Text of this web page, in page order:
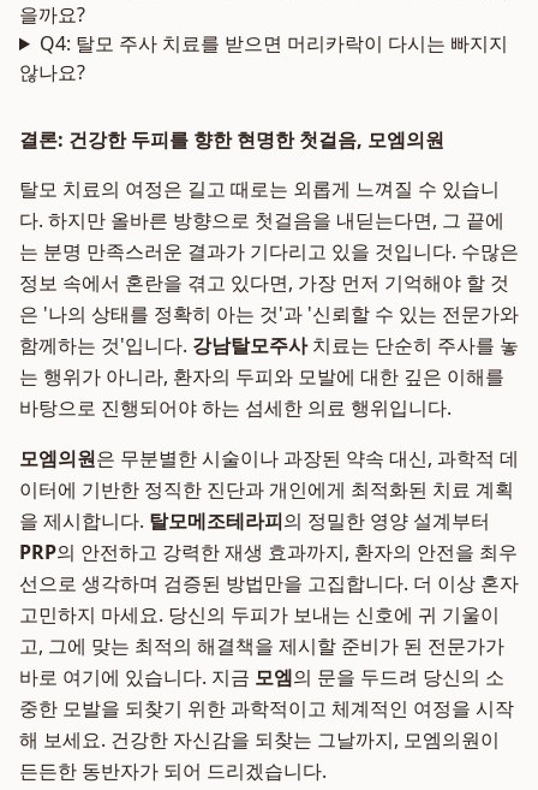
을까요?
Q4: 탈모 주사 치료를 받으면 머리카락이 다시는 빠지지
않나요?
결론: 건강한 두피를 향한 현명한 첫걸음, 모엠의원
탈모 치료의 여정은 길고 때로는 외롭게 느껴질 수 있습니
다. 하지만 올바른 방향으로 첫걸음을 내딛는다면, 그 끝에
는 분명 만족스러운 결과가 기다리고 있을 것입니다. 수많은
정보 속에서 혼란을 겪고 있다면, 가장 먼저 기억해야 할 것
은 '나의 상태를 정확히 아는 것'과 '신뢰할 수 있는 전문가와
함께하는 것'입니다. 강남탈모주사치료는 단순히 주사를 놓
는 행위가 아니라, 환자의 두피와 모발에 대한 깊은 이해를
바탕으로 진행되어야 하는 섬세한 의료 행위입니다.
모엠의원은 무분별한 시술이나 과장된 약속 대신, 과학적 데
이터에 기반한 정직한 진단과 개인에게 최적화된 치료 계획
을 제시합니다. 탈모메조테라피의 정밀한 영양 설계부터
PRP의 안전하고 강력한 재생 효과까지, 환자의 안전을 최우
선으로 생각하며 검증된 방법만을 고집합니다. 더 이상 혼자
고민하지 마세요. 당신의 두피가 보내는 신호에 귀 기울이
고, 그에 맞는 최적의 해결책을 제시할 준비가 된 전문가가
바로 여기에 있습니다. 지금 모엠의 문을 두드려 당신의 소
중한 모발을 되찾기 위한 과학적이고 체계적인 여정을 시작
해 보세요. 건강한 자신감을 되찾는 그날까지, 모엠의원이
든든한 동반자가 되어 드리겠습니다.